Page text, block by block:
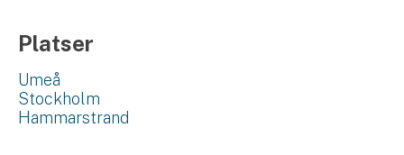
Platser
Umeå
Stockholm
Hammarstrand